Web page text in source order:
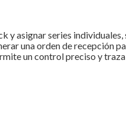
y asignar series individuales,
una orden de recepción
un control preciso y